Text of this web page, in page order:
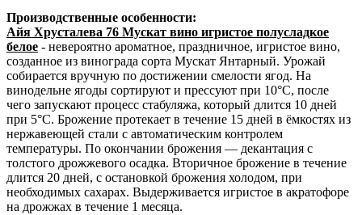
Производственные особенности:
Айя Хрусталева 76 Мускат вино игристое полусладкое
белое - невероятно ароматное, праздничное, игристое вино,
созданное из винограда сорта Мускат Янтарный. Урожай
собирается вручную по достижении смелости ягод. На
винодельне ягоды сортируют и прессуют при 10°C, после
чего запускают процесс стабуляжа, который длится 10 дней
при 5°C. Брожение протекает в течение 15 дней в ёмкостях из
нержавеющей стали с автоматическим контролем
температуры. По окончании брожения — декантация с
толстого дрожжевого осадка. Вторичное брожение в течение
длится 20 дней, с остановкой брожения холодом, при
необходимых сахарах. Выдерживается игристое в акратофоре
на дрожжах в течение 1 месяца.